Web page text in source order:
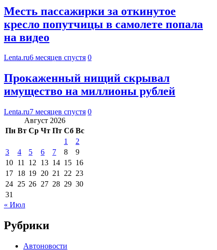
Месть пассажирки за откинутое
кресло попутчицы в самолете попала
на видео
Lenta.ru6 месяцев спустя 0
Прокаженный нищий скрывал
имущество на миллионы рублей
Lenta.ru7 месяцев спустя 0
Август 2026
Пн Вт Ср Чт Пт Сб Вс
1
2
3
4 5 6 7 8
9
10 11 12 13 14 15 16
17 18 19 20 21 22 23
24 25 26 27 28 29 30
31
« Июл
Рубрики
Автоновости